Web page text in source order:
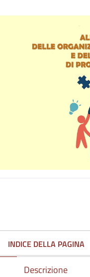
INDICE DELLA PAGINA
Descrizione